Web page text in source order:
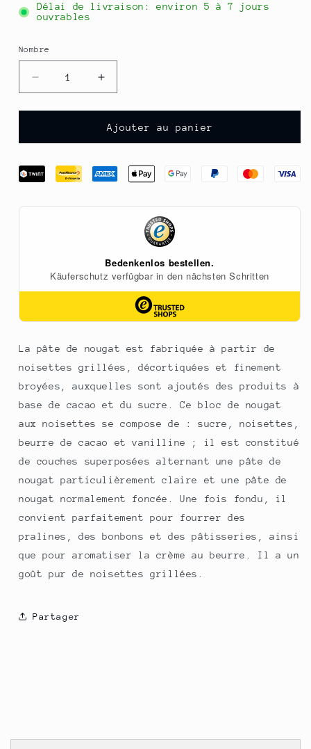
Délai de livraison: environ 5 à 7 jours
ouvrables
Nombre
Nombre
Réduire
la
quantité
Nougat
noix,
couche
Augmente
la
quantité
pour
Nougat
noix,
clair/foncé
couches,
2,5
Ajouter au panier
La pâte de nougat est fabriquée à partir de
noisettes grillées, décortiquées et finement
broyées, auxquelles sont ajoutés des produits à
base de cacao et du sucre. Ce bloc de nougat
aux noisettes se compose de : sucre, noisettes,
beurre de cacao et vanilline ; il est constitué
de couches superposées alternant une pâte de
nougat particulièrement claire et une pâte de
nougat normalement foncée. Une fois fondu, il
convient parfaitement pour fourrer des
pralines, des bonbons et des pâtisseries, ainsi
que pour aromatiser la crème au beurre. Il a un
goût pur de noisettes grillées.
Partager